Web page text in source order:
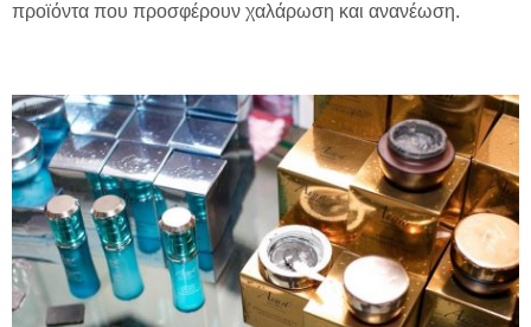
προϊόντα που προσφέρουν χαλάρωση και ανανέωση.